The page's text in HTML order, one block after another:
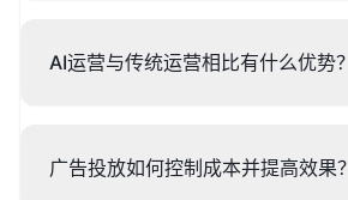
AI运营与传统运营相比有什么优势？
广告投放如何控制成本并提高效果？